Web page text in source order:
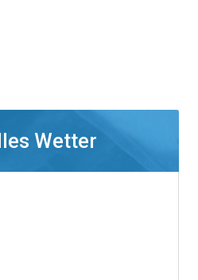
Wetter